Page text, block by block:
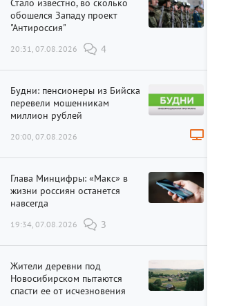
Стало известно, во сколько
обошелся Западу проект
"Антироссия"
20:31, 07.08.2026 4
Будни: пенсионеры из Бийска
перевели мошенникам
миллион рублей
20:00, 07.08.2026
Глава Минцифры: «Макс» в
жизни россиян останется
навсегда
19:34, 07.08.2026 3
Жители деревни под
Новосибирском пытаются
спасти ее от исчезновения